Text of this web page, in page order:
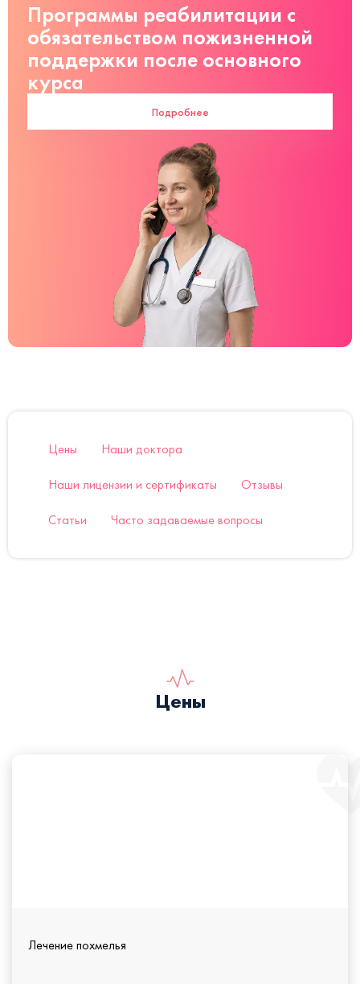
Программы реабилитации с
обязательством пожизненной
поддержки после основного
курса
Подробнее
Цены Наши доктора
Наши лицензии и сертификаты Отзывы
Статьи Часто задаваемые вопросы
Цены
Лечение похмелья